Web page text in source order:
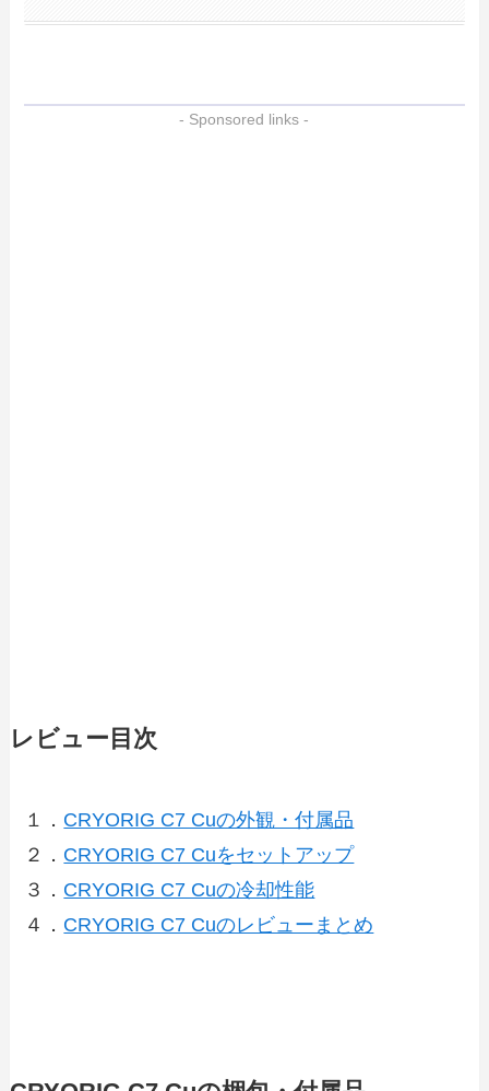
- Sponsored links -
レビュー目次
１． CRYORIG C7 Cuの外観・付属品
２． CRYORIG C7 Cuをセットアップ
３． CRYORIG C7 Cuの冷却性能
４． CRYORIG C7 Cuのレビューまとめ